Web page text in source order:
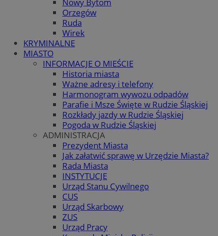
Orzegów
Ruda
Wirek
KRYMINALNE
MIASTO
INFORMACJE O MIEŚCIE
Historia miasta
Ważne adresy i telefony
Harmonogram wywozu odpadów
Parafie i Msze Święte w Rudzie Śląskiej
Rozkłady jazdy w Rudzie Śląskiej
Pogoda w Rudzie Śląskiej
ADMINISTRACJA
Prezydent Miasta
Jak załatwić sprawę w Urzędzie Miasta?
Rada Miasta
INSTYTUCJE
Urząd Stanu Cywilnego
CUS
Urząd Skarbowy
ZUS
Urząd Pracy